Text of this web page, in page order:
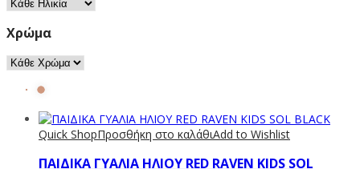
Χρώμα
Quick ShopΠροσθήκη στο καλάθιAdd to Wishlist
ΠΑΙΔΙΚΑ ΓΥΑΛΙΑ ΗΛΙΟΥ RED RAVEN KIDS SOL